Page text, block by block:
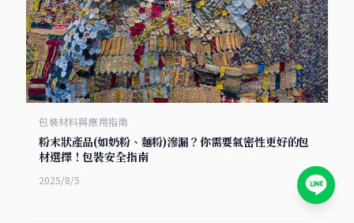
包裝材料與應用指南
粉末狀產品(如奶粉、麵粉)滲漏？你需要氣密性更好的包
材選擇！包裝安全指南
2025/8/5